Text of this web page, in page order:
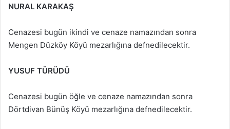
NURAL KARAKAŞ
Cenazesi bugün ikindi ve cenaze namazından sonra
Mengen Düzköy Köyü mezarlığına defnedilecektir.
YUSUF TÜRÜDÜ
Cenazesi bugün öğle ve cenaze namazından sonra
Dörtdivan Bünüş Köyü mezarlığına defnedilecektir.